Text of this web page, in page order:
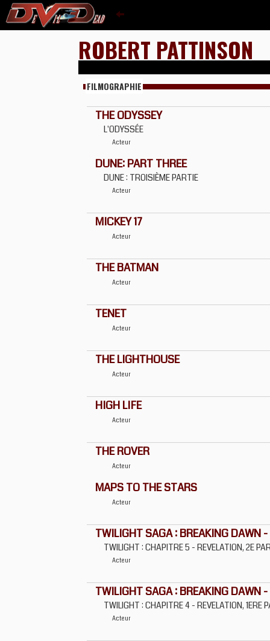
ROBERT PATTINSON
FILMOGRAPHIE
THE ODYSSEY
L'ODYSSÉE
Acteur
DUNE: PART THREE
DUNE : TROISIÈME PARTIE
Acteur
MICKEY 17
Acteur
THE BATMAN
Acteur
TENET
Acteur
THE LIGHTHOUSE
Acteur
HIGH LIFE
Acteur
THE ROVER
Acteur
MAPS TO THE STARS
Acteur
TWILIGHT SAGA : BREAKING DAWN
TWILIGHT : CHAPITRE 5 - REVELATION, 2E
Acteur
TWILIGHT SAGA : BREAKING DAWN -
TWILIGHT : CHAPITRE 4 - REVELATION, 1ERE
Acteur